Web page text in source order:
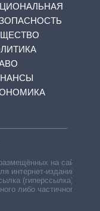
на сайте,
интернет-изданий —
(гиперссылка)
либо частичного